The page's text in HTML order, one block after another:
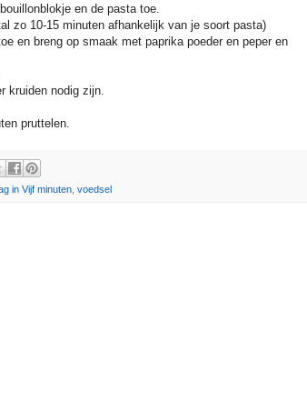
en de pasta toe.
zo 10-15 minuten afhankelijk van je soort pasta)
en breng op smaak met paprika poeder en peper en
kruiden nodig zijn.
pruttelen.
in Vijf minuten voedsel